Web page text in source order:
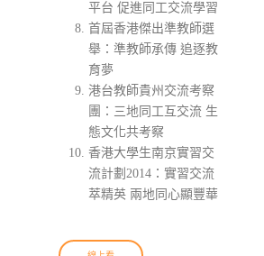
平台 促進同工交流學習
首屆香港傑出準教師選
舉：準教師承傳 追逐教
育夢
港台教師貴州交流考察
團：三地同工互交流 生
態文化共考察
香港大學生南京實習交
流計劃2014：實習交流
萃精英 兩地同心顯豐華